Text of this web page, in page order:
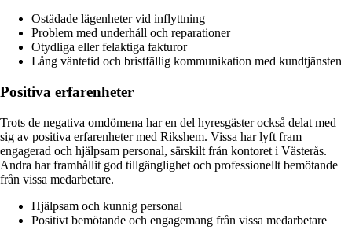
Ostädade lägenheter vid inflyttning
Problem med underhåll och reparationer
Otydliga eller felaktiga fakturor
Lång väntetid och bristfällig kommunikation med kundtjänsten
Positiva erfarenheter
Trots de negativa omdömena har en del hyresgäster också delat med
sig av positiva erfarenheter med Rikshem. Vissa har lyft fram
engagerad och hjälpsam personal, särskilt från kontoret i Västerås.
Andra har framhållit god tillgänglighet och professionellt bemötande
från vissa medarbetare.
Hjälpsam och kunnig personal
Positivt bemötande och engagemang från vissa medarbetare